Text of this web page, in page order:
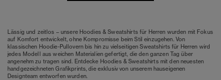
Lässig und zeitlos – unsere Hoodies & Sweatshirts für Herren wurden mit Fokus
auf Komfort entwickelt, ohne Kompromisse beim Stil einzugehen. Von
klassischen Hoodie-Pullovern bis hin zu vielseitigen Sweatshirts für Herren wird
jedes Modell aus weichen Materialien gefertigt, die den ganzen Tag über
angenehm zu tragen sind. Entdecke Hoodies & Sweatshirts mit den neuesten
handgezeichneten Grafikprints, die exklusiv von unserem hauseigenen
Designteam entworfen wurden.